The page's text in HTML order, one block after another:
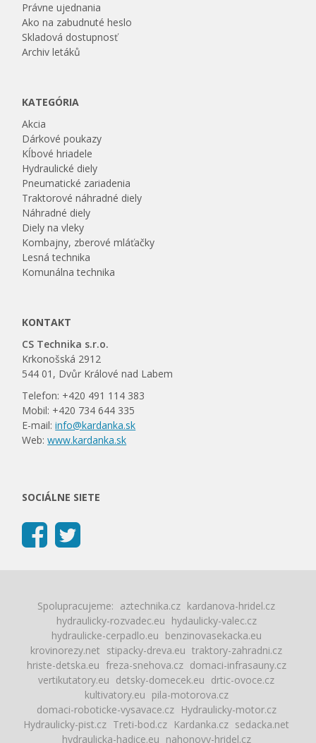
Právne ujednania
Ako na zabudnuté heslo
Skladová dostupnosť
Archiv letáků
KATEGÓRIA
Akcia
Dárkové poukazy
Kĺbové hriadele
Hydraulické diely
Pneumatické zariadenia
Traktorové náhradné diely
Náhradné diely
Diely na vleky
Kombajny, zberové mláťačky
Lesná technika
Komunálna technika
KONTAKT
CS Technika s.r.o.
Krkonošská 2912
544 01, Dvůr Králové nad Labem
Telefon: +420 491 114 383
Mobil: +420 734 644 335
E-mail:info@kardanka.sk
Web:www.kardanka.sk
SOCIÁLNE SIETE
Spolupracujeme: aztechnika.cz kardanova-hridel.cz
hydraulicky-rozvadec.eu hydaulicky-valec.cz
hydraulicke-cerpadlo.eu benzinovasekacka.eu
krovinorezy.net stipacky-dreva.eu traktory-zahradni.cz
hriste-detska.eu freza-snehova.cz domaci-infrasauny.cz
vertikutatory.eu detsky-domecek.eu drtic-ovoce.cz
kultivatory.eu pila-motorova.cz
domaci-roboticke-vysavace.cz
Hydraulicky-motor.cz
Hydraulicky-pist.cz Treti-bod.cz Kardanka.cz sedacka.net
hydraulicka-hadice.eu nahonovy-hridel.cz